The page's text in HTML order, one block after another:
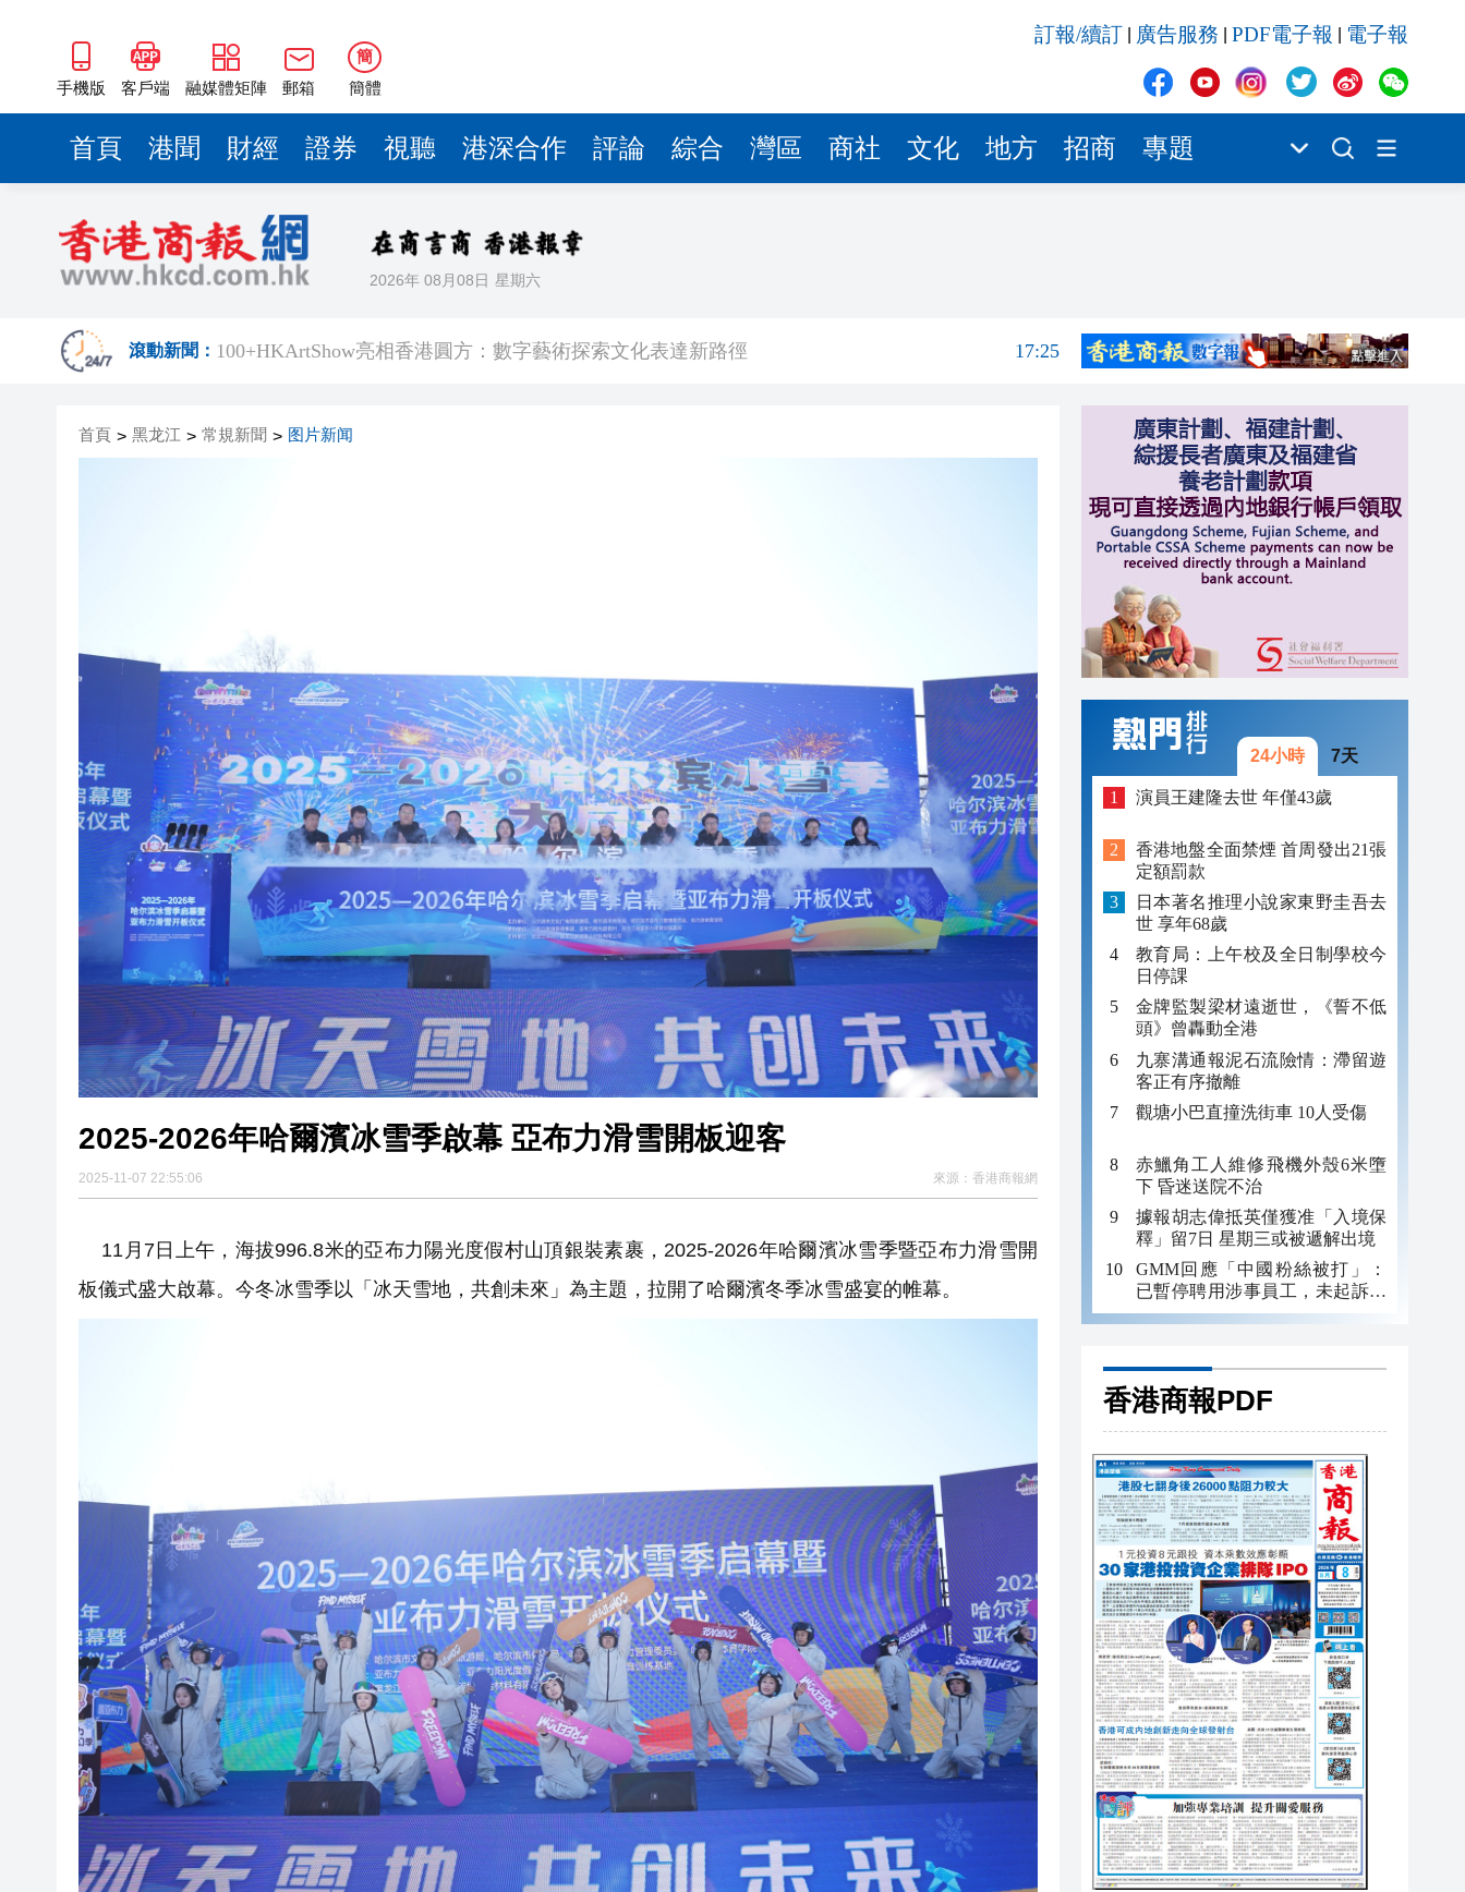
手機版 客戶端 融媒體矩陣 郵箱
簡
簡體
訂報/續訂 廣告服務 PDF電子報 電子報
首頁 港聞 財經 證券 視聽 港深合作 評論 綜合 灣區 商社 文化 地方 招商 專題
2026年 08月08日 星期六
滾動新聞：
長鑫科技上市，碧桂園少賺420多億
17:23
耀才證券遭證監譴責兼罰款280萬 涉可疑交易監控缺失
哈電集團原黨委常委、紀委書記楊宏勇被開除黨籍
17:17
中環26歲交易員挪用5000萬 傳炒海力士ETF蝕1.5億
工聯會攜手深圳希華愛康健醫院 啟動「睛彩人生」白內障義診計劃
​100+HKArtShow亮相香港圓方：數字藝術探索文化表達新路徑
17:25
耀才證券遭證監譴責兼罰款280萬 涉可疑交易監控缺失
持刀強闖中國駐日大使館 村田晃大被起訴
​100+HKArtShow亮相香港圓方：數字藝術探索文化表達新路徑
17:25
長鑫科技上市，碧桂園少賺420多億
17:23
耀才證券遭證監譴責兼罰款280萬 涉可疑交易監控缺失
17:19
哈電集團原黨委常委、紀委書記楊宏勇被開除黨籍
17:17
71歲小巴司機服感冒藥後駕車輾斃八旬老翁 被判監14個月及停牌5年
17:17
中環26歲交易員挪用5000萬 傳炒海力士ETF蝕1.5億
17:05
首頁 > 黑龙江 > 常規新聞 > 图片新闻
2025-2026年哈爾濱冰雪季啟幕 亞布力滑雪開板迎客
2025-11-07 22:55:06 來源： 香港商報網
11月7日上午，海拔996.8米的亞布力陽光度假村山頂銀裝素裹，2025-2026年哈爾濱冰雪季暨亞布力滑雪開
板儀式盛大啟幕。今冬冰雪季以「冰天雪地，共創未來」為主題，拉開了哈爾濱冬季冰雪盛宴的帷幕。
24小時 7天
演員王建隆去世 年僅43歲
香港地盤全面禁煙 首周發出21張
定額罰款
日本著名推理小說家東野圭吾去
世 享年68歲
教育局：上午校及全日制學校今
日停課
金牌監製梁材遠逝世，《誓不低
頭》曾轟動全港
九寨溝通報泥石流險情：滯留遊
客正有序撤離
觀塘小巴直撞洗街車 10人受傷
赤鱲角工人維修飛機外殼6米墮
下 昏迷送院不治
據報胡志偉抵英僅獲准「入境保
釋」留7日 星期三或被遞解出境
GMM回應「中國粉絲被打」：
已暫停聘用涉事員工，未起訴事
主
香港商報PDF